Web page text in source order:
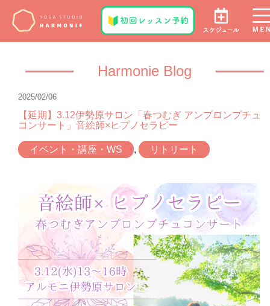
Harmonie Blog
2025/02/06
【延期】3.12伊勢原サロン「春つむぎ アンプロンプチュ
コンサート」音絵師×ヒプノセラピー
イベント・講座・WS , リトリート